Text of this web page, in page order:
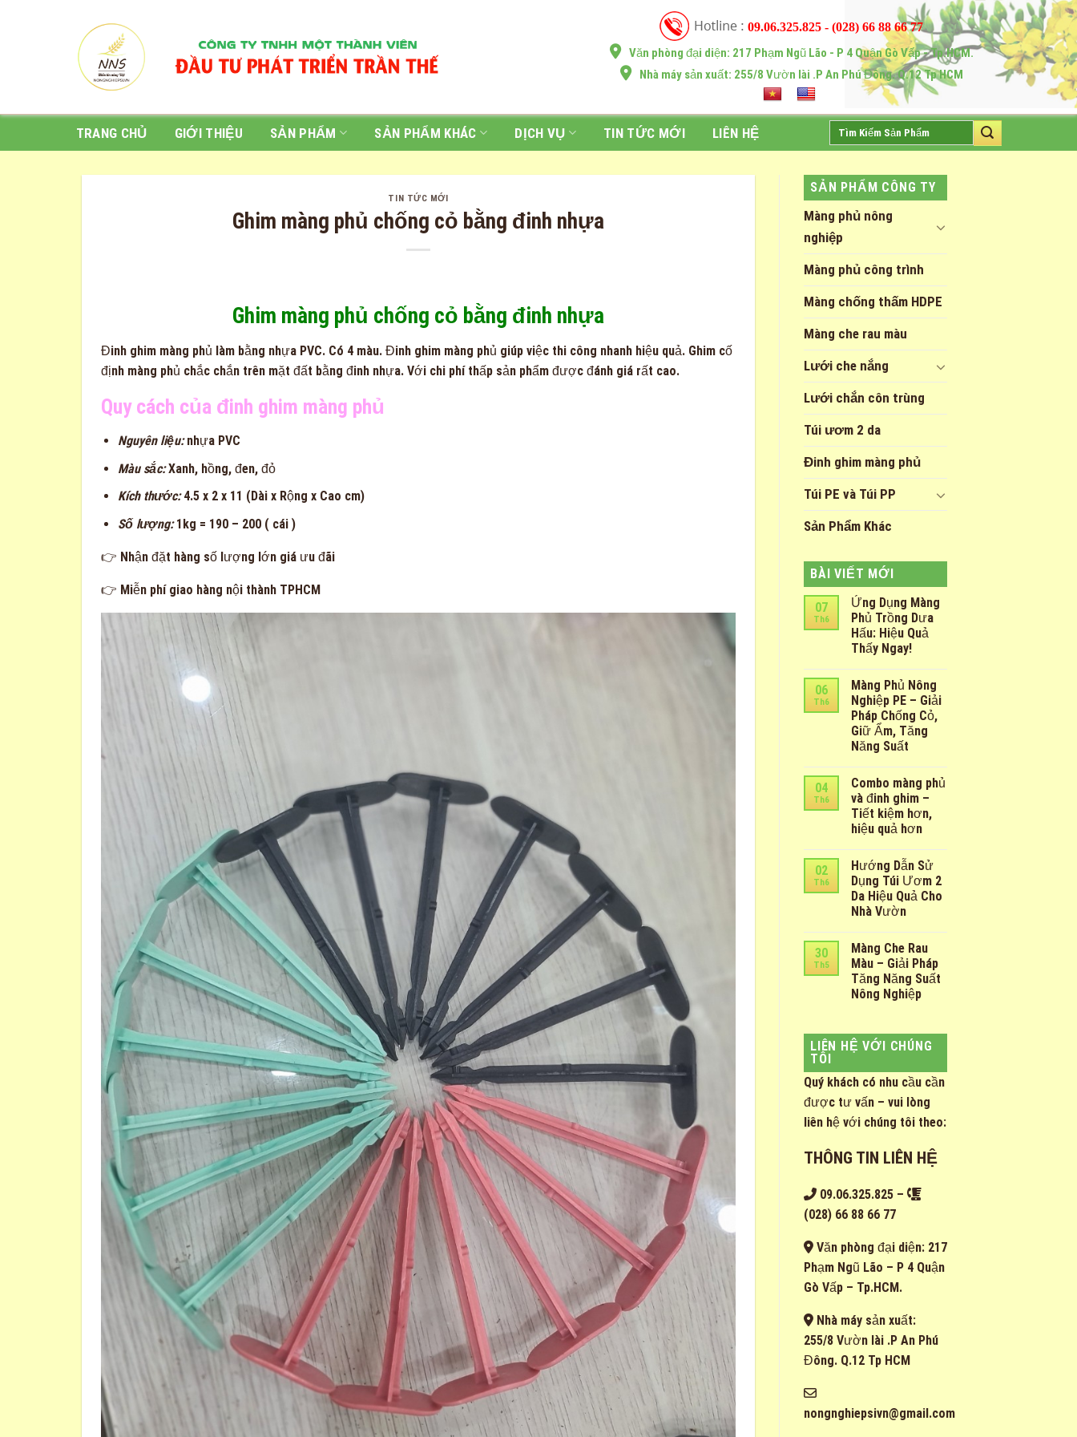
09.06.325.825 - (028) 66 88 66 77
Văn phòng đại diện: 217 Phạm Ngũ Lão - P 4 Quận Gò Vấp - Tp.HCM.
Nhà máy sản xuất: 255/8 Vườn lài .P An Phú Đông. Q.12 Tp HCM
TRANG CHỦ GIỚI THIỆU SẢN PHẨM SẢN PHẨM KHÁC DỊCH VỤ TIN TỨC MỚI LIÊN HỆ
TIN TỨC MỚI
Ghim màng phủ chống cỏ bằng đinh nhựa
Ghim màng phủ chống cỏ bằng đinh nhựa
Đinh ghim màng phủ làm bằng nhựa PVC. Có 4 màu. Đinh ghim màng phủ giúp việc thi công nhanh hiệu quả. Ghim cố
định màng phủ chắc chắn trên mặt đất bằng đinh nhựa. Với chi phí thấp sản phẩm được đánh giá rất cao.
Quy cách của đinh ghim màng phủ
Nguyên liệu:nhựa PVC
Màu sắc:Xanh, hồng, đen, đỏ
Kích thước:4.5 x 2 x 11 (Dài x Rộng x Cao cm)
Số lượng:1kg = 190 – 200 ( cái )
👉 Nhận đặt hàng số lượng lớn giá ưu đãi
👉 Miễn phí giao hàng nội thành TPHCM
SẢN PHẨM CÔNG TY
Màng phủ nông
nghiệp
Màng phủ công trình
Màng chống thấm HDPE
Màng che rau màu
Lưới che nắng
Lưới chắn côn trùng
Túi ươm 2 da
Đinh ghim màng phủ
Túi PE và Túi PP
Sản Phẩm Khác
BÀI VIẾT MỚI
07
Th6
Ứng Dụng Màng
Phủ Trồng Dưa
Hấu: Hiệu Quả
Thấy Ngay!
06
Th6
Màng Phủ Nông
Nghiệp PE – Giải
Pháp Chống Cỏ,
Giữ Ẩm, Tăng
Năng Suất
04
Th6
Combo màng phủ
và đinh ghim –
Tiết kiệm hơn,
hiệu quả hơn
02
Th6
Hướng Dẫn Sử
Dụng Túi Ươm 2
Da Hiệu Quả Cho
Nhà Vườn
30
Th5
Màng Che Rau
Màu – Giải Pháp
Tăng Năng Suất
Nông Nghiệp
LIÊN HỆ VỚI CHÚNG
TÔI
Quý khách có nhu cầu cần
được tư vấn – vui lòng
liên hệ với chúng tôi theo:
THÔNG TIN LIÊN HỆ
09.06.325.825 –
(028) 66 88 66 77
Văn phòng đại diện: 217
Phạm Ngũ Lão – P 4 Quận
Gò Vấp – Tp.HCM.
Nhà máy sản xuất:
255/8 Vườn lài .P An Phú
Đông. Q.12 Tp HCM
nongnghiepsivn@gmail.com